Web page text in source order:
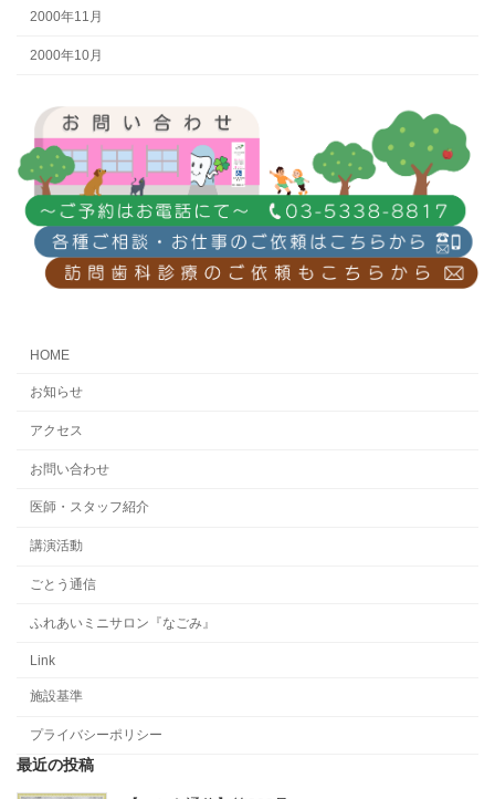
2000年11月
2000年10月
HOME
お知らせ
アクセス
お問い合わせ
医師・スタッフ紹介
講演活動
ごとう通信
ふれあいミニサロン『なごみ』
Link
施設基準
プライバシーポリシー
最近の投稿